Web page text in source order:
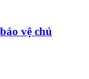
vệ chủ